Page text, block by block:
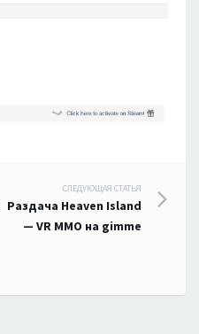
СЛЕДУЮЩАЯ СТАТЬЯ
Раздача Heaven Island
— VR MMO на gimme